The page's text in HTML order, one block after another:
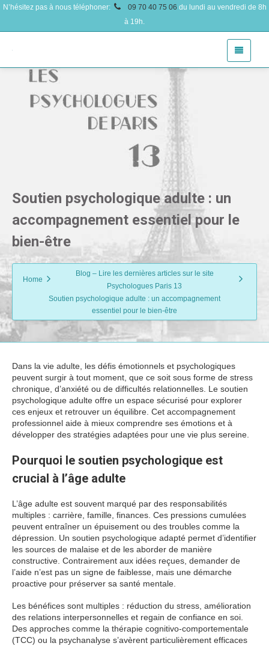
N’hésitez pas à nous téléphoner: 09 70 40 75 06 du lundi au vendredi de 8h
à 19h.
Soutien psychologique adulte : un
accompagnement essentiel pour le
bien-être
Home
Blog – Lire les dernières articles sur le site
Psychologues Paris 13
Soutien psychologique adulte : un accompagnement
essentiel pour le bien-être
Dans la vie adulte, les défis émotionnels et psychologiques
peuvent surgir à tout moment, que ce soit sous forme de stress
chronique, d’anxiété ou de difficultés relationnelles. Le soutien
psychologique adulte offre un espace sécurisé pour explorer
ces enjeux et retrouver un équilibre. Cet accompagnement
professionnel aide à mieux comprendre ses émotions et à
développer des stratégies adaptées pour une vie plus sereine.
Pourquoi le soutien psychologique est
crucial à l’âge adulte
L’âge adulte est souvent marqué par des responsabilités
multiples : carrière, famille, finances. Ces pressions cumulées
peuvent entraîner un épuisement ou des troubles comme la
dépression. Un soutien psychologique adapté permet d’identifier
les sources de malaise et de les aborder de manière
constructive. Contrairement aux idées reçues, demander de
l’aide n’est pas un signe de faiblesse, mais une démarche
proactive pour préserver sa santé mentale.
Les bénéfices sont multiples : réduction du stress, amélioration
des relations interpersonnelles et regain de confiance en soi.
Des approches comme la thérapie cognitivo-comportementale
(TCC) ou la psychanalyse s’avèrent particulièrement efficaces